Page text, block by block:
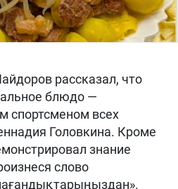
рассказал, что
блюдо —
спортсменом всех
Головкина. Кроме
знание
слово